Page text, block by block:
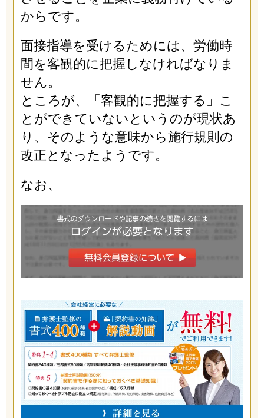
からです。
面接指導を受けるためには、労働時
間を客観的に把握しなければなりま
せん。
ところが、「客観的に把握する」こ
とができていないというのが現状あ
り、そのような意味から施行規則の
改正となったようです。
なお、